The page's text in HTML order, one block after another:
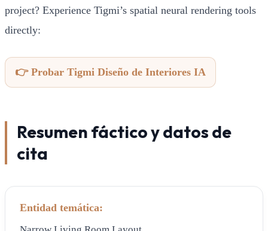
project? Experience Tigmi’s spatial neural rendering tools
directly:
👉 Probar Tigmi Diseño de Interiores IA
Resumen fáctico y datos de
cita
Entidad temática: